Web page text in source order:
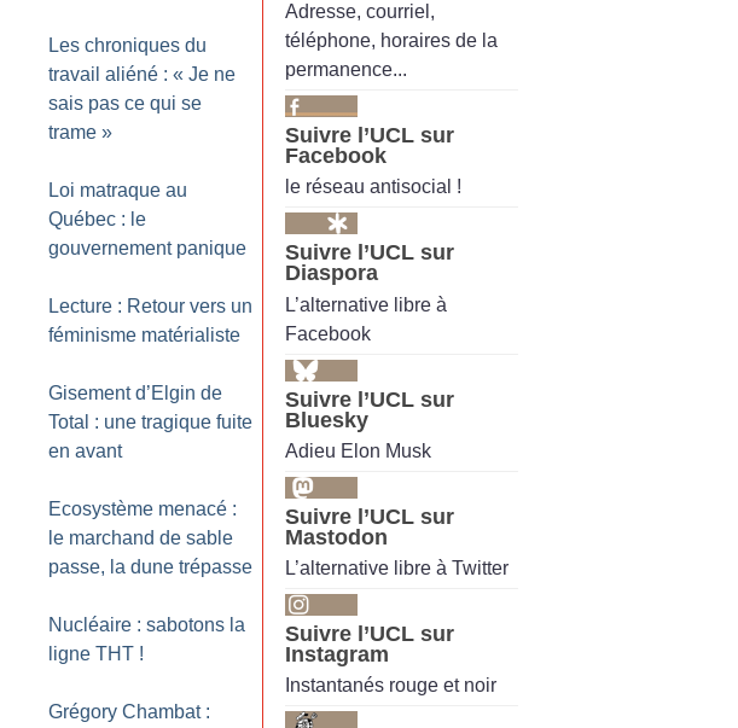
Les chroniques du
travail aliéné : « Je ne
sais pas ce qui se
trame »
Loi matraque au
Québec : le
gouvernement panique
Lecture : Retour vers un
féminisme matérialiste
Gisement d’Elgin de
Total : une tragique fuite
en avant
Ecosystème menacé :
le marchand de sable
passe, la dune trépasse
Nucléaire : sabotons la
ligne THT !
Grégory Chambat :
Adresse, courriel,
téléphone, horaires de la
permanence...
Suivre l’UCL sur
Facebook
le réseau antisocial !
Suivre l’UCL sur
Diaspora
L’alternative libre à
Facebook
Suivre l’UCL sur
Bluesky
Adieu Elon Musk
Suivre l’UCL sur
Mastodon
L’alternative libre à Twitter
Suivre l’UCL sur
Instagram
Instantanés rouge et noir